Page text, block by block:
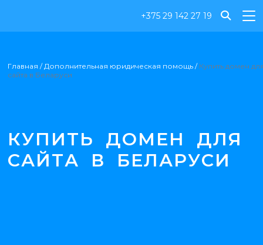
+375 29 142 27 19
Главная /Дополнительная юридическая помощь / Купить домен
сайта в Беларуси
КУПИТЬ ДОМЕН ДЛЯ
САЙТА В БЕЛАРУСИ